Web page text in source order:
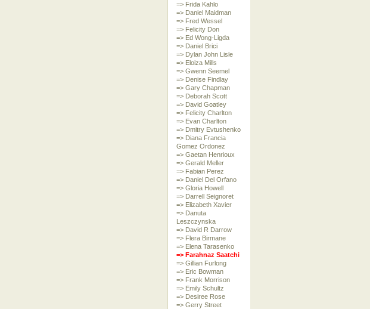
=> Frida Kahlo
=> Daniel Maidman
=> Fred Wessel
=> Felicity Don
=> Ed Wong-Ligda
=> Daniel Brici
=> Dylan John Lisle
=> Eloiza Mills
=> Gwenn Seemel
=> Denise Findlay
=> Gary Chapman
=> Deborah Scott
=> David Goatley
=> Felicity Charlton
=> Evan Charlton
=> Dmitry Evtushenko
=> Diana Francia
Gomez Ordonez
=> Gaetan Henrioux
=> Gerald Meller
=> Fabian Perez
=> Daniel Del Orfano
=> Gloria Howell
=> Darrell Seignoret
=> Elizabeth Xavier
=> Danuta
Leszczynska
=> David R Darrow
=> Flera Birmane
=> Elena Tarasenko
=> Farahnaz Saatchi
=> Gillian Furlong
=> Eric Bowman
=> Frank Morrison
=> Emily Schultz
=> Desiree Rose
=> Gerry Street